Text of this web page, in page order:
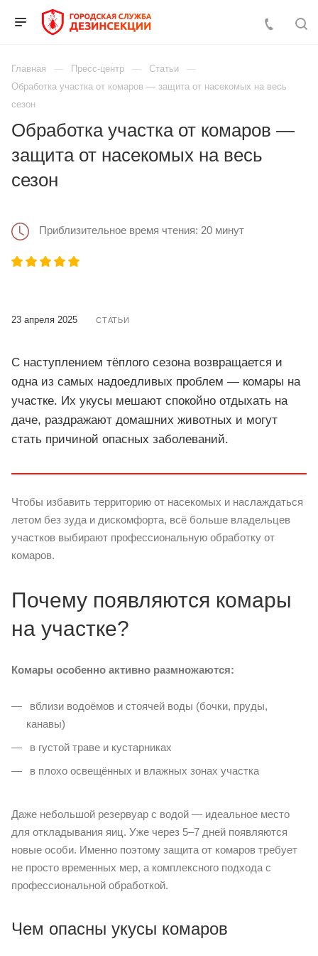
Главная Пресс-центр
Статьи
Обработка участка от комаров — защита от насекомых на весь
сезон
Обработка участка от комаров —
защита от насекомых на весь
сезон
Приблизительное время чтения: 20 минут
23 апреля 2025 СТАТЬИ
С наступлением тёплого сезона возвращается и
одна из самых надоедливых проблем — комары на
участке. Их укусы мешают спокойно отдыхать на
даче, раздражают домашних животных и могут
стать причиной опасных заболеваний.
Чтобы избавить территорию от насекомых и наслаждаться
летом без зуда и дискомфорта, всё больше владельцев
участков выбирают профессиональную обработку от
комаров.
Почему появляются комары
на участке?
Комары особенно активно размножаются:
вблизи водоёмов и стоячей воды (бочки, пруды,
канавы)
в густой траве и кустарниках
в плохо освещённых и влажных зонах участка
Даже небольшой резервуар с водой — идеальное место
для откладывания яиц. Уже через 5–7 дней появляются
новые особи. Именно поэтому защита от комаров требует
не просто временных мер, а комплексного подхода с
профессиональной обработкой.
Чем опасны укусы комаров